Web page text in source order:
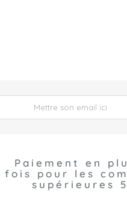
Paiement en
fois pour les
supérieures